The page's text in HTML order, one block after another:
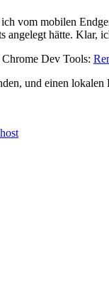
vom mobilen
hätte. Klar,
Dev Tools:
und einen lokalen